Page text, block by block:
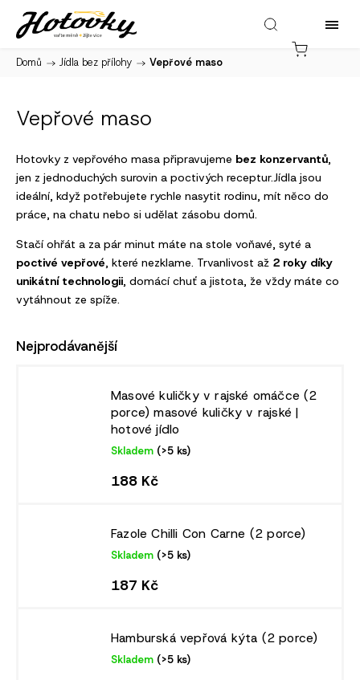
Domů / Jídla bez přílohy / Vepřové maso
Vepřové maso
Hotovky z vepřového masa připravujeme bez konzervantů,
jen z jednoduchých surovin a poctivých receptur.Jídla jsou
ideální, když potřebujete rychle nasytit rodinu, mít něco do
práce, na chatu nebo si udělat zásobu domů.
Stačí ohřát a za pár minut máte na stole voňavé, syté a
poctivé vepřové, které nezklame. Trvanlivost až 2 roky díky
unikátní technologii, domácí chuť a jistota, že vždy máte co
vytáhnout ze spíže.
Nejprodávanější
Masové kuličky v rajské omáčce (2
porce)masové kuličky v rajské |
hotové jídlo
Skladem (>5 ks)
188 Kč
Fazole Chilli Con Carne (2 porce)
Skladem (>5 ks)
187 Kč
Hamburská vepřová kýta (2 porce)
Skladem (>5 ks)